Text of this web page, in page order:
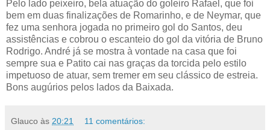
Pelo lado peixeiro, bela atuação do goleiro Rafael, que foi
bem em duas finalizações de Romarinho, e de Neymar, que
fez uma senhora jogada no primeiro gol do Santos, deu
assistências e cobrou o escanteio do gol da vitória de Bruno
Rodrigo. André já se mostra à vontade na casa que foi
sempre sua e Patito cai nas graças da torcida pelo estilo
impetuoso de atuar, sem tremer em seu clássico de estreia.
Bons augúrios pelos lados da Baixada.
Glauco às 20:21 11 comentários: